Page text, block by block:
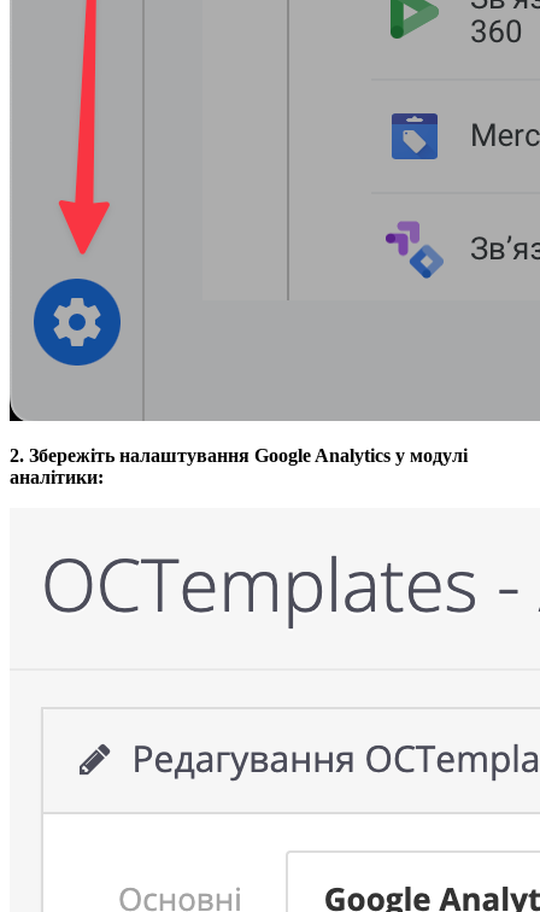
2. Збережіть налаштування Google Analytics у модулі
аналітики: